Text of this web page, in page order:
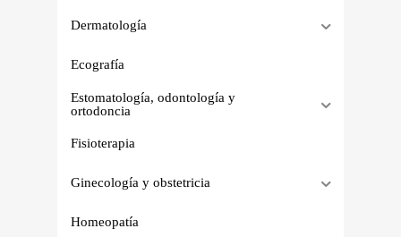
Dermatología
Ecografía
Estomatología, odontología y
ortodoncia
Fisioterapia
Ginecología y obstetricia
Homeopatía